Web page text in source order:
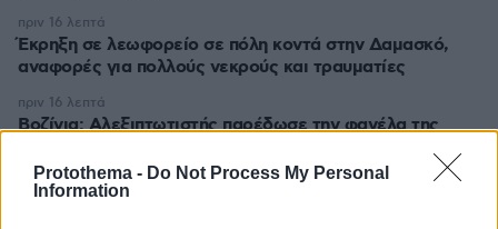
Protothema - Do Not Process My Personal
Information
Έκρηξη σε λεωφορείο σε πόλη κοντά στην Δαμασκό,
αναφορές για πολλούς νεκρούς και τραυματίες
πριν 16 λεπτά
Βοζίνια: Αλεξιπτωτιστής παρέδωσε την φανέλα της
Χιλής, βίντεο
πριν 16 λεπτά